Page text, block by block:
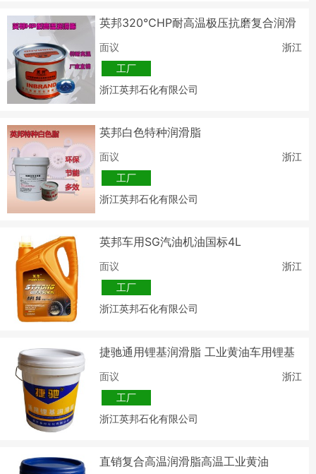
英邦320℃HP耐高温极压抗磨复合润滑
面议
浙江
工厂
浙江英邦石化有限公司
英邦白色特种润滑脂
面议
浙江
工厂
浙江英邦石化有限公司
英邦车用SG汽油机油国标4L
面议
浙江
工厂
浙江英邦石化有限公司
捷驰通用锂基润滑脂 工业黄油车用锂基
面议
浙江
工厂
浙江英邦石化有限公司
直销复合高温润滑脂高温工业黄油